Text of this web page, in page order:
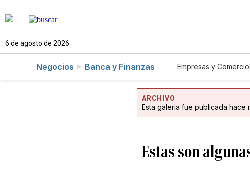
6 de agosto de 2026
Negocios Banca y Finanzas Empresas y
ARCHIVO
Esta galeria fue publicada hace
Estas son